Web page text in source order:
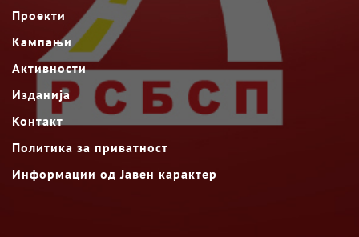
Проекти
Кампањи
Активности
Изданија
Контакт
Политика за приватност
Информации од Јавен карактер